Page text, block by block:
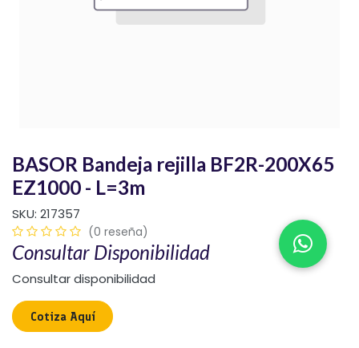
BASOR Bandeja rejilla BF2R-200X65
EZ1000 - L=3m
SKU: 217357
(0 reseña)
Consultar Disponibilidad
Consultar disponibilidad
Cotiza Aquí​